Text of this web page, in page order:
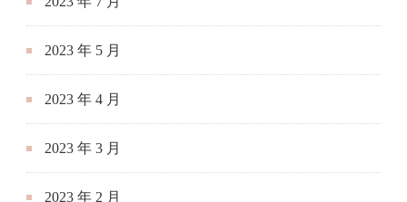
2023 年 5 月
2023 年 4 月
2023 年 3 月
2023 年 2 月